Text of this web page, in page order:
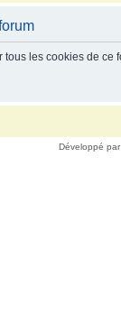
tous les cookies de ce
Développé